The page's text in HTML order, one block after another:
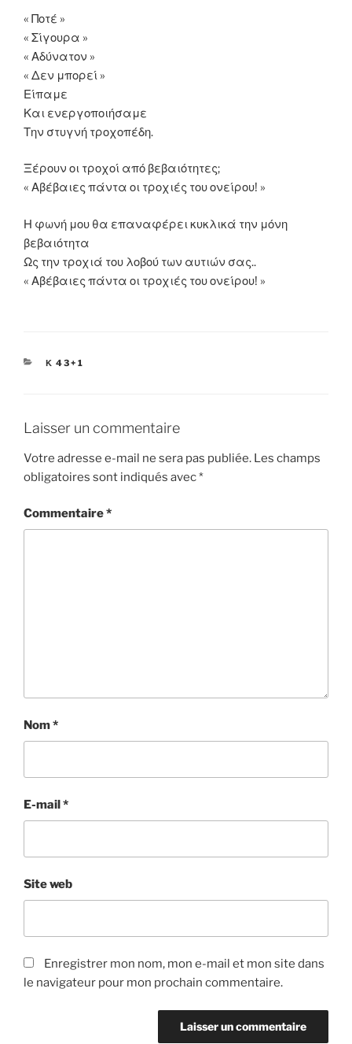
« Ποτέ »
« Σίγουρα »
« Αδύνατον »
« Δεν μπορεί »
Είπαμε
Και ενεργοποιήσαμε
Την στυγνή τροχοπέδη.
Ξέρουν οι τροχοί από βεβαιότητες;
« Αβέβαιες πάντα οι τροχιές του ονείρου! »
Η φωνή μου θα επαναφέρει κυκλικά την μόνη
βεβαιότητα
Ως την τροχιά του λοβού των αυτιών σας..
« Αβέβαιες πάντα οι τροχιές του ονείρου! »
CATÉGORIES
Κ 43+1
Laisser un commentaire
Votre adresse e-mail ne sera pas publiée. Les champs
obligatoires sont indiqués avec*
Commentaire*
Nom*
E-mail*
Site web
Enregistrer mon nom, mon e-mail et mon site dans
le navigateur pour mon prochain commentaire.